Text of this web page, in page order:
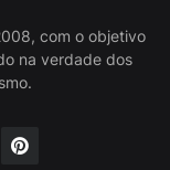
com o objetivo
na verdade dos